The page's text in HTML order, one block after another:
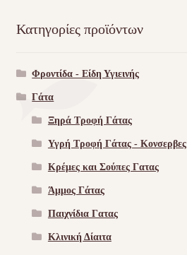
Κατηγορίες προϊόντων
Φροντίδα - Είδη Υγιεινής
Γάτα
Ξηρά Τροφή Γάτας
Υγρή Τροφή Γάτας - Kονσερβες
Κρέμες και Σούπες Γατας
Άμμος Γάτας
Παιχνίδια Γατας
Κλινική Δίαιτα